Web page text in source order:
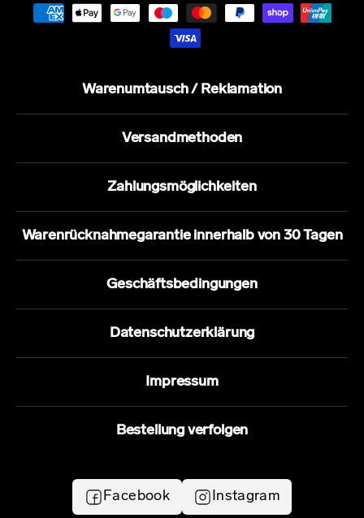
Warenumtausch / Reklamation
Versandmethoden
Zahlungsmöglichkeiten
Warenrücknahmegarantie innerhalb von 30 Tagen
Geschäftsbedingungen
Datenschutzerklärung
Impressum
Bestellung verfolgen
Facebook Instagram